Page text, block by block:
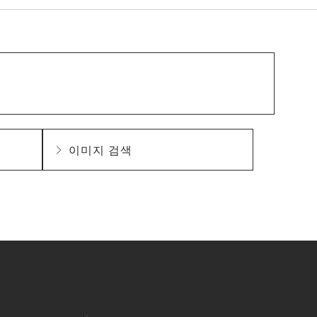
이미지 검색